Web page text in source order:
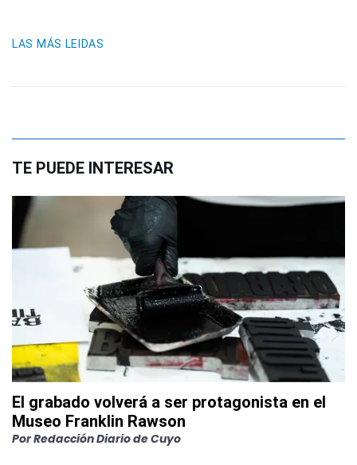
LAS MÁS LEIDAS
TE PUEDE INTERESAR
El grabado volverá a ser protagonista en el
Museo Franklin Rawson
PorRedacción Diario de Cuyo